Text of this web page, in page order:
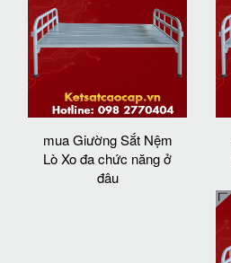
mua Giường Sắt Nệm
Lò Xo đa chức năng ở
đâu